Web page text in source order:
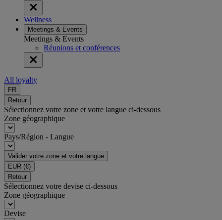
Wellness
Meetings & Events
Meetings & Events
Réunions et conférences
All loyalty
FR
Retour
Sélectionnez votre zone et votre langue ci-dessous
Zone géographique
Pays/Région - Langue
Valider votre zone et votre langue
EUR (€)
Retour
Sélectionnez votre devise ci-dessous
Zone géographique
Devise